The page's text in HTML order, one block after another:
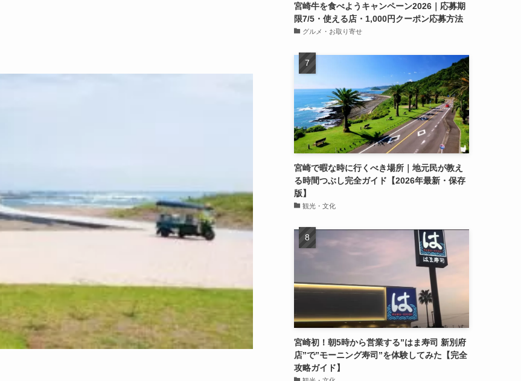
宮崎牛を食べようキャンペーン2026｜応募期
限7/5・使える店・1,000円クーポン応募方法
グルメ・お取り寄せ
宮崎で暇な時に行くべき場所｜地元民が教え
る時間つぶし完全ガイド【2026年最新・保存
版】
観光・文化
宮崎初！朝5時から営業する”はま寿司 新別府
店”で”モーニング寿司”を体験してみた【完全
攻略ガイド】